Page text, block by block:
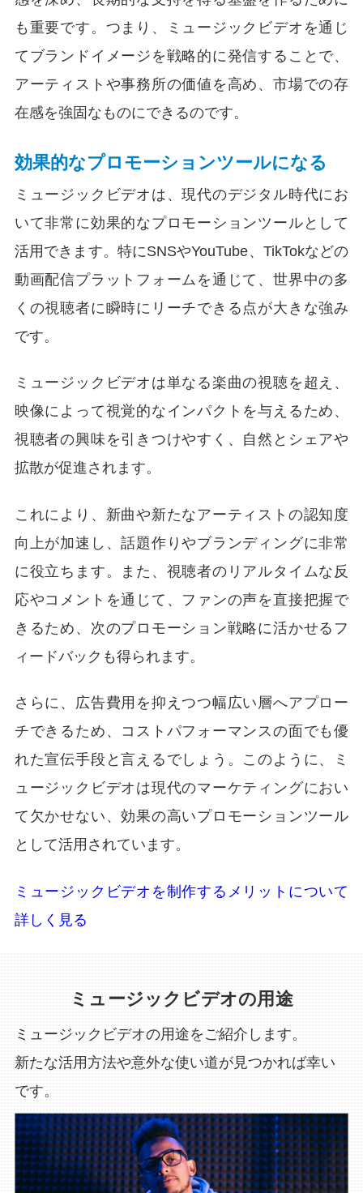
も重要です。つまり、ミュージックビデオを通じ
てブランドイメージを戦略的に発信することで、
アーティストや事務所の価値を高め、市場での存
在感を強固なものにできるのです。
効果的なプロモーションツールになる
ミュージックビデオは、現代のデジタル時代にお
いて非常に効果的なプロモーションツールとして
活用できます。特にSNSやYouTube、TikTokなどの
動画配信プラットフォームを通じて、世界中の多
くの視聴者に瞬時にリーチできる点が大きな強み
です。
ミュージックビデオは単なる楽曲の視聴を超え、
映像によって視覚的なインパクトを与えるため、
視聴者の興味を引きつけやすく、自然とシェアや
拡散が促進されます。
これにより、新曲や新たなアーティストの認知度
向上が加速し、話題作りやブランディングに非常
に役立ちます。また、視聴者のリアルタイムな反
応やコメントを通じて、ファンの声を直接把握で
きるため、次のプロモーション戦略に活かせるフ
ィードバックも得られます。
さらに、広告費用を抑えつつ幅広い層へアプロー
チできるため、コストパフォーマンスの面でも優
れた宣伝手段と言えるでしょう。このように、ミ
ュージックビデオは現代のマーケティングにおい
て欠かせない、効果の高いプロモーションツール
として活用されています。
ミュージックビデオを制作するメリットについて
詳しく見る
ミュージックビデオの用途
ミュージックビデオの用途をご紹介します。
新たな活用方法や意外な使い道が見つかれば幸い
です。